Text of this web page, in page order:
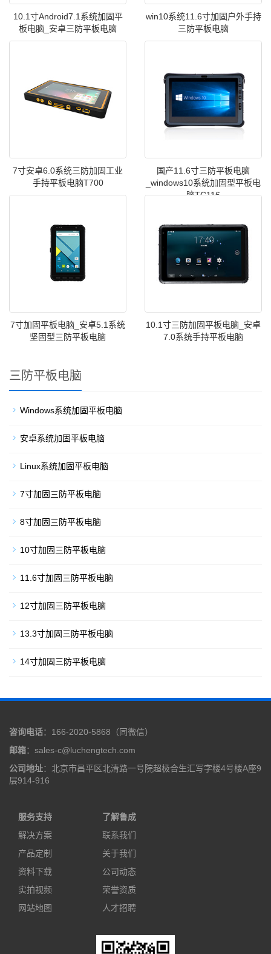
10.1寸Android7.1系统加固平
板电脑_安卓三防平板电脑
win10系统11.6寸加固户外手持
三防平板电脑
7寸安卓6.0系统三防加固工业
手持平板电脑T700
国产11.6寸三防平板电脑
_windows10系统加固型平板电
脑TC116
7寸加固平板电脑_安卓5.1系统
坚固型三防平板电脑
10.1寸三防加固平板电脑_安卓
7.0系统手持平板电脑
三防平板电脑
Windows系统加固平板电脑
安卓系统加固平板电脑
Linux系统加固平板电脑
7寸加固三防平板电脑
8寸加固三防平板电脑
10寸加固三防平板电脑
11.6寸加固三防平板电脑
12寸加固三防平板电脑
13.3寸加固三防平板电脑
14寸加固三防平板电脑
咨询电话：166-2020-5868（同微信）
邮箱：sales-c@luchengtech.com
公司地址：北京市昌平区北清路一号院超极合生汇写字楼4号楼A座9
层914-916
服务支持
解决方案
产品定制
资料下载
实拍视频
网站地图
了解鲁成
联系我们
关于我们
公司动态
荣誉资质
人才招聘